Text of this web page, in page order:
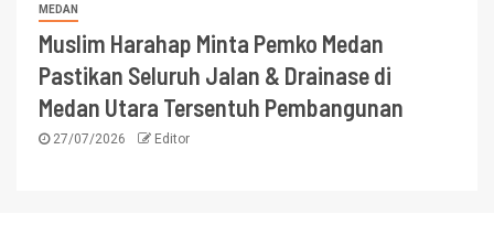
MEDAN
Muslim Harahap Minta Pemko Medan
Pastikan Seluruh Jalan & Drainase di
Medan Utara Tersentuh Pembangunan
27/07/2026 Editor